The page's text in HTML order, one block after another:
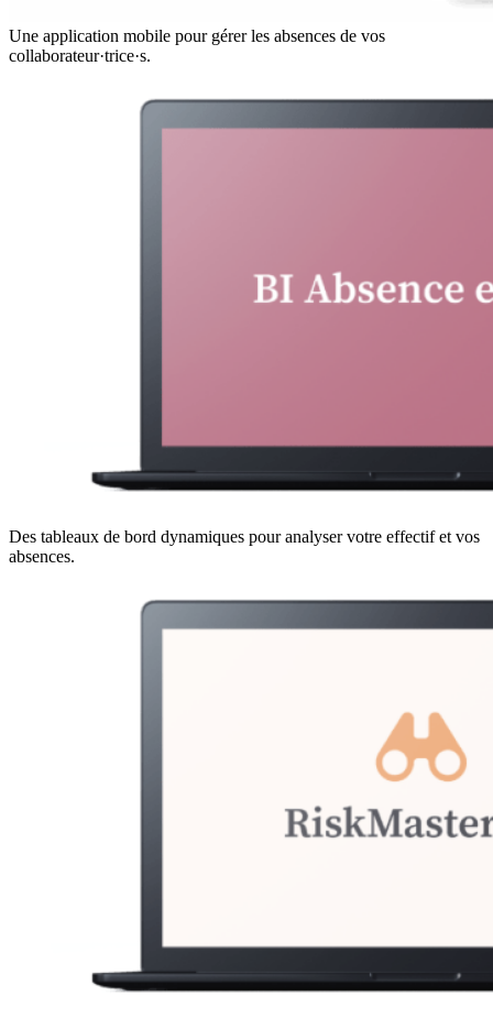
Une application mobile pour gérer les absences de vos
collaborateur·trice·s.
Des tableaux de bord dynamiques pour analyser votre effectif et vos
absences.